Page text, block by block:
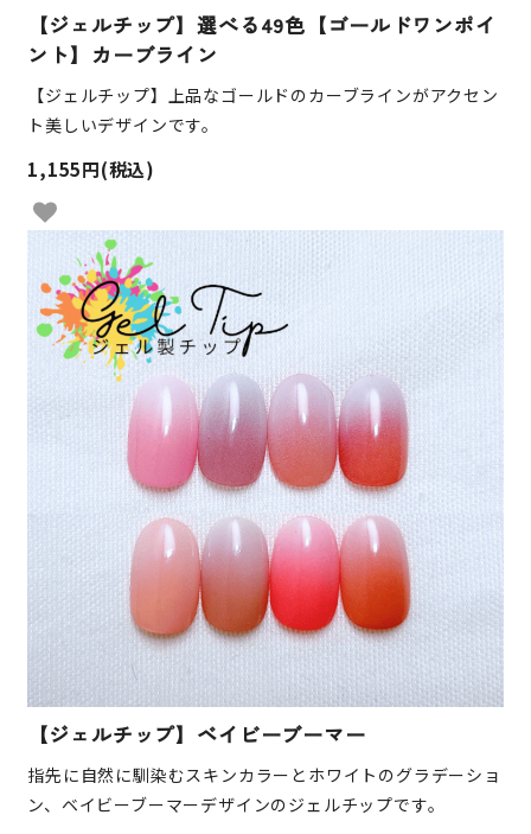
【ジェルチップ】選べる49色【ゴールドワンポイ
ント】カーブライン
【ジェルチップ】上品なゴールドのカーブラインがアクセン
ト美しいデザインです。
1,155円(税込)
【ジェルチップ】ベイビーブーマー
指先に自然に馴染むスキンカラーとホワイトのグラデーショ
ン、ベイビーブーマーデザインのジェルチップです。